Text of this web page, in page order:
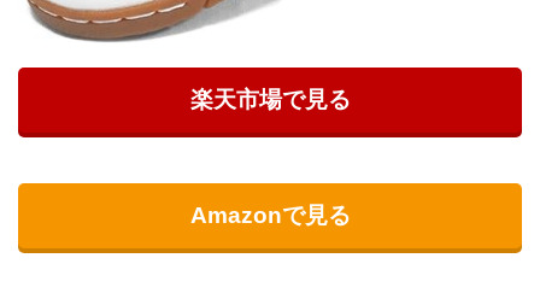
楽天市場で見る
Amazonで見る